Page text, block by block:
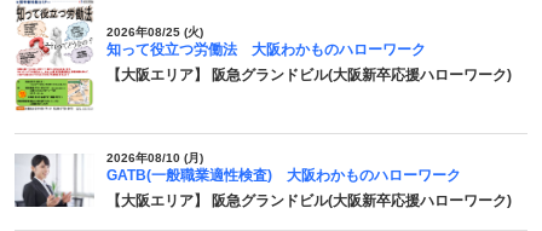
2026年08/25 (火)
知って役立つ労働法 大阪わかものハローワーク
【大阪エリア】 阪急グランドビル(大阪新卒応援ハローワーク)
2026年08/10 (月)
GATB(一般職業適性検査) 大阪わかものハローワーク
【大阪エリア】 阪急グランドビル(大阪新卒応援ハローワーク)